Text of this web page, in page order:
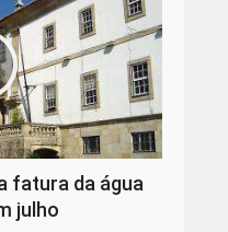
fatura da água
julho